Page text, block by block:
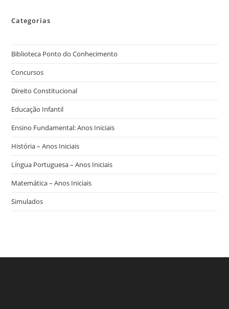
Categorias
Biblioteca Ponto do Conhecimento
Concursos
Direito Constitucional
Educação Infantil
Ensino Fundamental: Anos Iniciais
História – Anos Iniciais
Língua Portuguesa – Anos Iniciais
Matemática – Anos Iniciais
Simulados